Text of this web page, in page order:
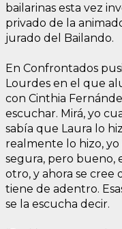
bailarinas esta vez
privado de la
jurado del Bailando.
En Confrontados
Lourdes en el que
con Cinthia
escuchar. Mirá, yo
sabía que Laura lo
realmente lo hizo,
segura, pero bueno,
otro, y ahora se cree
tiene de adentro.
se la escucha decir.